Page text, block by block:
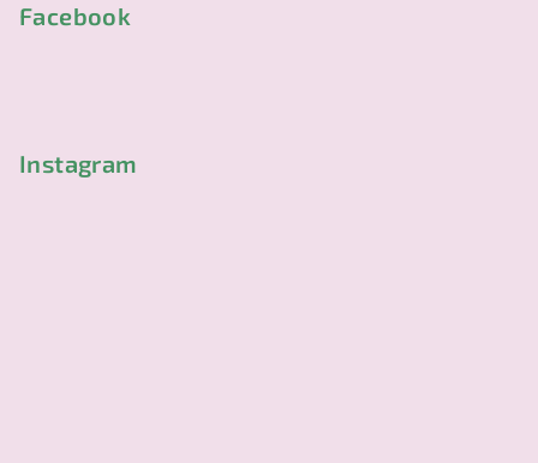
Facebook
Instagram